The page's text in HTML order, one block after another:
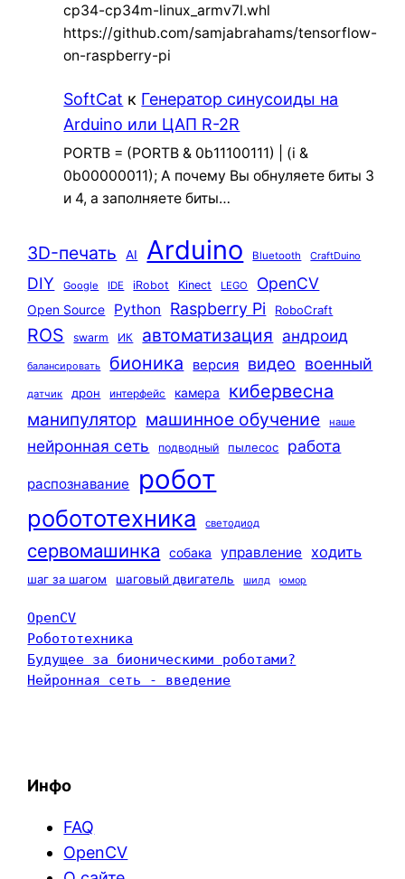
cp34-cp34m-linux_armv7l.whl
https://github.com/samjabrahams/tensorflow-
on-raspberry-pi
SoftCat к Генератор синусоиды на
Arduino или ЦАП R-2R
PORTB = (PORTB & 0b11100111) | (i &
0b00000011); А почему Вы обнуляете биты 3
и 4, а заполняете биты…
3D-печать AI Arduino Bluetooth CraftDuino
DIY Google IDE iRobot Kinect LEGO OpenCV
Open Source Python Raspberry Pi RoboCraft
ROS swarm ИК автоматизация андроид
балансировать бионика версия видео военный
датчик дрон интерфейс камера кибервесна
манипулятор машинное обучение наше
нейронная сеть подводный пылесос работа
распознавание робот
робототехника светодиод
сервомашинка собака управление ходить
шаг за шагом шаговый двигатель шилд юмор
OpenCV
Робототехника
Будущее за бионическими роботами?
Нейронная сеть - введение
Инфо
FAQ
OpenCV